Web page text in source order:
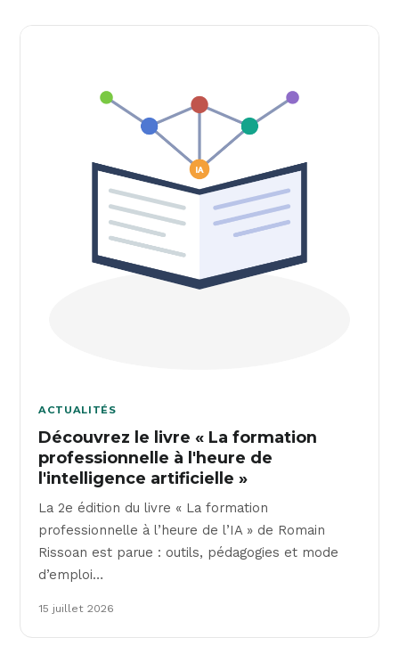
ACTUALITÉS
Découvrez le livre « La formation
professionnelle à l'heure de
l'intelligence artificielle »
La 2e édition du livre « La formation
professionnelle à l’heure de l’IA » de Romain
Rissoan est parue : outils, pédagogies et mode
d’emploi…
15 juillet 2026